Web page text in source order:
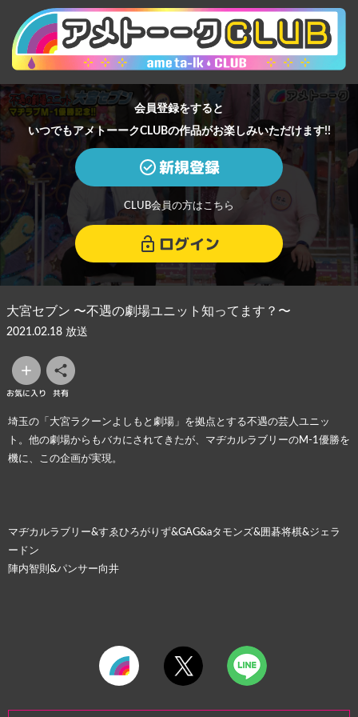
会員登録をすると
いつでもアメトーークCLUBの作品がお楽しみいただけます!!
新規登録
CLUB会員の方はこちら
ログイン
大宮セブン 〜不遇の劇場ユニット知ってます？〜
2021.02.18 放送
お気に入り 共有
埼玉の「大宮ラクーンよしもと劇場」を拠点とする不遇の芸人ユニッ
ト。他の劇場からもバカにされてきたが、マヂカルラブリーのM-1優勝を
機に、この企画が実現。
マヂカルラブリー&すゑひろがりず&GAG&aタモンズ&囲碁将棋&ジェラ
ードン
陣内智則&パンサー向井